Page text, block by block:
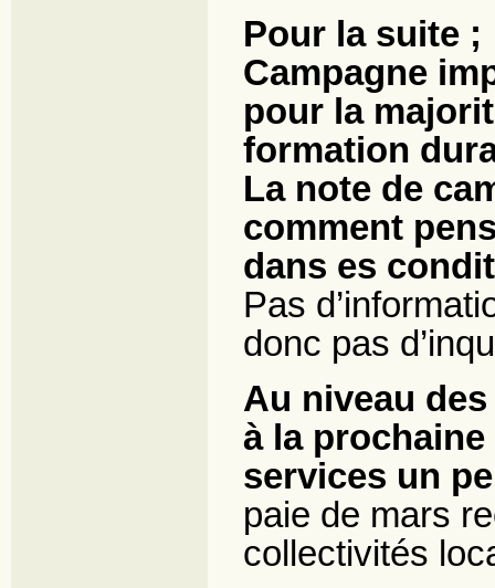
Pour la suite ;
Campagne
pour la
formation
La note de
comment
dans es
Pas
donc pas
Au niveau
à la
services un
paie de mars
collectivités